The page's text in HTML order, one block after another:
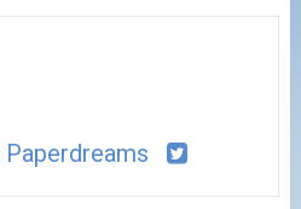
Paperdreams